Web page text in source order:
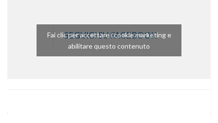
SEGUICI SU FACEBOOK
Fai clic per accettare i cookie marketing e
abilitare questo contenuto